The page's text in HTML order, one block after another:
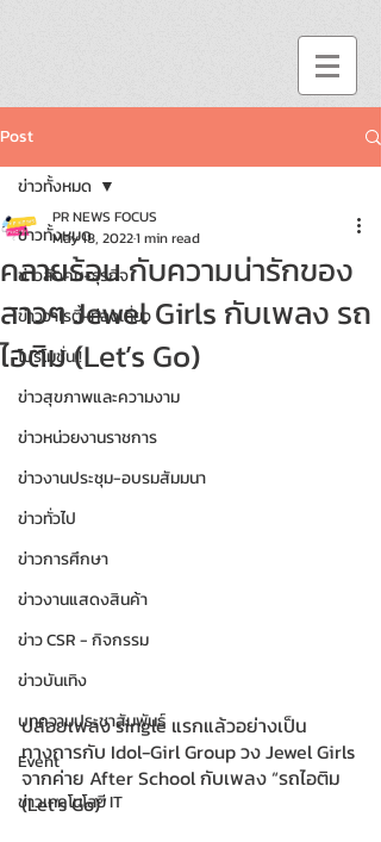
Post
ข่าวทั้งหมด
ข่าวสังคม-ธุรกิจ
ข่าววาไรตี้-ท่องเที่ยว
โปรโมชั่น!!
ข่าวสุขภาพและความงาม
ข่าวหน่วยงานราชการ
ข่าวงานประชุม-อบรมสัมมนา
ข่าวทั่วไป
ข่าวการศึกษา
ข่าวงานแสดงสินค้า
ข่าว CSR - กิจกรรม
ข่าวบันเทิง
บทความประชาสัมพันธ์
Event
ข่าวเทคโนโลยี IT
ข่าวทั้งหมด
คลายร้อน กับความน่ารักของ
สาวๆ Jewel Girls กับเพลง รถ
ไอติม (Let’s Go)
PR NEWS FOCUS
May 18, 20221 min read
ปล่อยเพลง single แรกแล้วอย่างเป็น
ทางการกับ Idol-Girl Group วง Jewel Girls
จากค่าย After School กับเพลง “รถไอติม
(Let’s Go)”